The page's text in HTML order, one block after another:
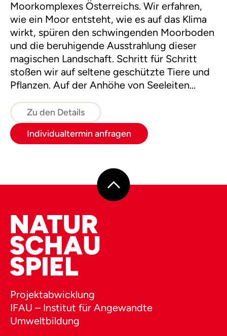
Moorkomplexes Österreichs. Wir erfahren,
wie ein Moor entsteht, wie es auf das Klima
wirkt, spüren den schwingenden Moorboden
und die beruhigende Ausstrahlung dieser
magischen Landschaft. Schritt für Schritt
stoßen wir auf seltene geschützte Tiere und
Pflanzen. Auf der Anhöhe von Seeleiten
dem Seeleitensee und dem imposanten
Gebirgspanorama.
Zu den Details
Individualtermin anfragen
Projektabwicklung
IFAU – Institut für Angewandte
Umweltbildung